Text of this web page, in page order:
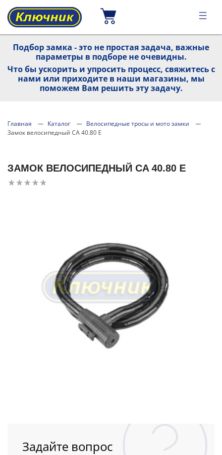
Подбор замка - это не простая задача, важные
параметры в подборе не очевидны.
Что бы ускорить и упросить процесс, свяжитесь с
нами или приходите в наши магазины, мы
поможем Вам решить эту задачу.
Главная Каталог
Велосипедные тросы и мото замки
Замок велосипедный СA 40.80 E
ЗАМОК ВЕЛОСИПЕДНЫЙ СA 40.80 E
Задайте вопрос